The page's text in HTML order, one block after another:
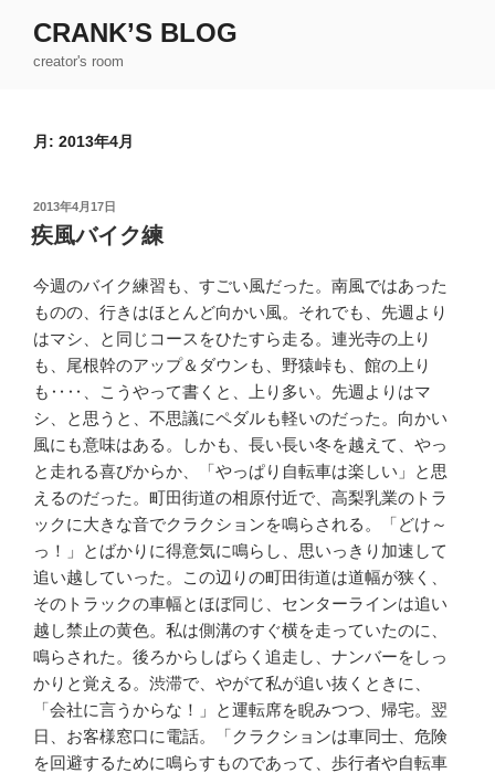
CRANK’S BLOG
creator's room
月: 2013年4月
投
稿
日:
2013年4月17日
疾風バイク練
今週のバイク練習も、すごい風だった。南風ではあった
ものの、行きはほとんど向かい風。それでも、先週より
はマシ、と同じコースをひたすら走る。連光寺の上り
も、尾根幹のアップ＆ダウンも、野猿峠も、館の上り
も‥‥、こうやって書くと、上り多い。先週よりはマ
シ、と思うと、不思議にペダルも軽いのだった。向かい
風にも意味はある。しかも、長い長い冬を越えて、やっ
と走れる喜びからか、「やっぱり自転車は楽しい」と思
えるのだった。町田街道の相原付近で、高梨乳業のトラ
ックに大きな音でクラクションを鳴らされる。「どけ～
っ！」とばかりに得意気に鳴らし、思いっきり加速して
追い越していった。この辺りの町田街道は道幅が狭く、
そのトラックの車幅とほぼ同じ、センターラインは追い
越し禁止の黄色。私は側溝のすぐ横を走っていたのに、
鳴らされた。後ろからしばらく追走し、ナンバーをしっ
かりと覚える。渋滞で、やがて私が追い抜くときに、
「会社に言うからな！」と運転席を睨みつつ、帰宅。翌
日、お客様窓口に電話。「クラクションは車同士、危険
を回避するために鳴らすものであって、歩行者や自転車